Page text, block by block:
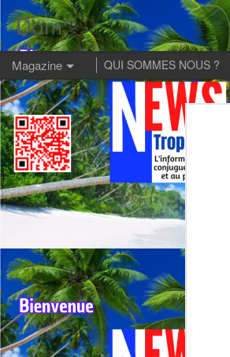
Dom:
Magazine QUI SOMMES NOUS ?